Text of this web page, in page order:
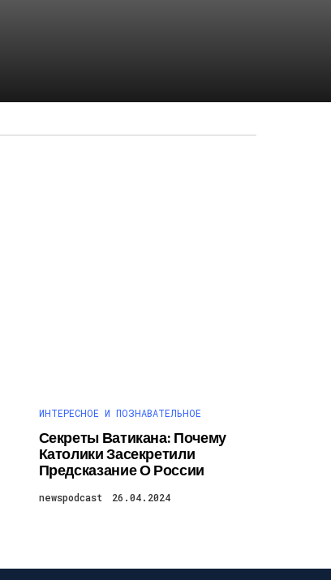
ИНТЕРЕСНОЕ И ПОЗНАВАТЕЛЬНОЕ
Секреты Ватикана: Почему
Католики Засекретили
Предсказание О России
newspodcast 26.04.2024